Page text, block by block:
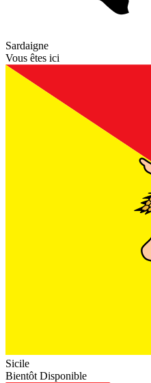
Sardaigne
Vous êtes ici
Sicile
Bientôt Disponible